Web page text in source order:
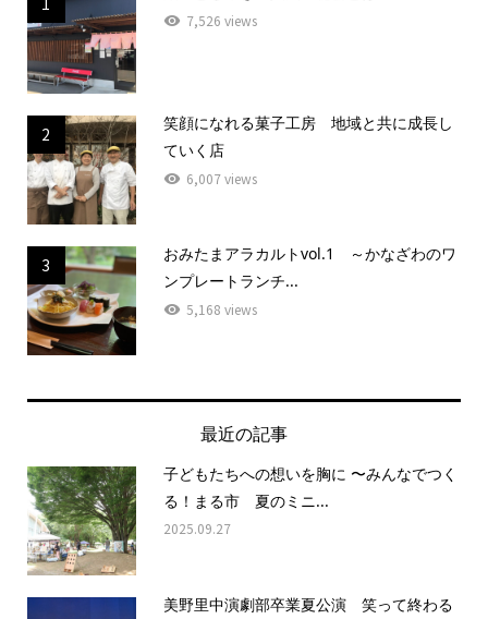
7,526 views
2
笑顔になれる菓子工房 地域と共に成長し
ていく店
6,007 views
3
おみたまアラカルトvol.1 ～かなざわのワ
ンプレートランチ...
5,168 views
最近の記事
子どもたちへの想いを胸に 〜みんなでつく
る！まる市 夏のミニ...
2025.09.27
美野里中演劇部卒業夏公演 笑って終わる